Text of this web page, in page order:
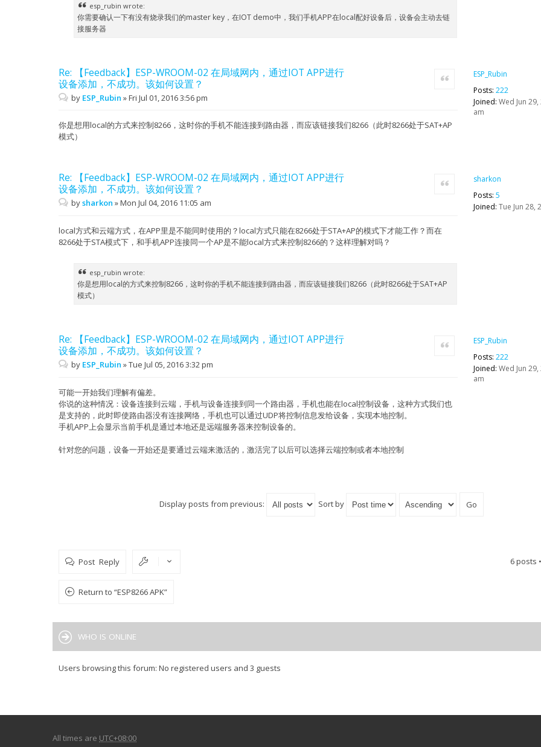
esp_rubin wrote:
你需要确认一下有没有烧录我们的master key，在IOT demo中，我们手机APP在local配好设备后，设备会主动去链
接服务器
ESP_Rubin
Posts: 222
Joined: Wed Jun
am
Re: 【Feedback】ESP-WROOM-02 在局域网内，通过IOT APP进行
设备添加，不成功。该如何设置？
Quote
by ESP_Rubin »Fri Jul 01, 2016 3:56 pm
你是想用local的方式来控制8266，这时你的手机不能连接到路由器，而应该链接我们8266（此时8266处于SAT+AP
模式）
sharkon
Posts: 5
Joined: Tue Jun 28,
Re: 【Feedback】ESP-WROOM-02 在局域网内，通过IOT APP进行
设备添加，不成功。该如何设置？
Quote
bysharkon »Mon Jul 04, 2016 11:05 am
local方式和云端方式，在APP里是不能同时使用的？local方式只能在8266处于STA+AP的模式下才能工作？而在
8266处于STA模式下，和手机APP连接同一个AP是不能local方式来控制8266的？这样理解对吗？
esp_rubin wrote:
你是想用local的方式来控制8266，这时你的手机不能连接到路由器，而应该链接我们8266（此时8266处于SAT+AP
模式）
ESP_Rubin
Posts: 222
Joined: Wed Jun
am
Re: 【Feedback】ESP-WROOM-02 在局域网内，通过IOT APP进行
设备添加，不成功。该如何设置？
Quote
by ESP_Rubin »Tue Jul 05, 2016 3:32 pm
可能一开始我们理解有偏差。
你说的这种情况：设备连接到云端，手机与设备连接到同一个路由器，手机也能在local控制设备，这种方式我们也
是支持的，此时即使路由器没有连接网络，手机也可以通过UDP将控制信息发给设备，实现本地控制。
手机APP上会显示当前手机是通过本地还是远端服务器来控制设备的。
针对您的问题，设备一开始还是要通过云端来激活的，激活完了以后可以选择云端控制或者本地控制
Display posts from previous: Sort by
Post Reply 6 posts
Return to “ESP8266 APK”
WHO IS ONLINE
Users browsing this forum: No registered users and 3 guests
All times are UTC+08:00